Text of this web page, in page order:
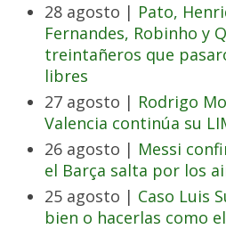
28 agosto | Pato,
Fernandes, Robinho y
treintañeros que
libres
27 agosto | Rodrigo
Valencia continúa su
26 agosto | Messi
el Barça salta por los
25 agosto | Caso Luis
bien o hacerlas como